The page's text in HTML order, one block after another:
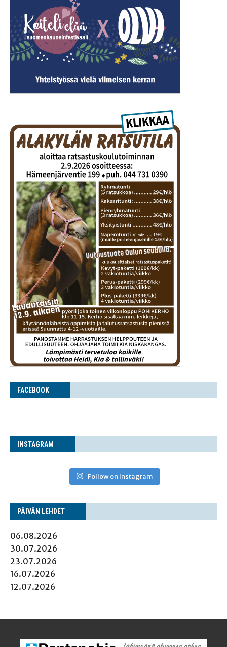
FACE­BOOK
INS­TA­GRAM
Follow on Instagram
PÄI­VÄN LEHDET
06.08.2026
30.07.2026
23.07.2026
16.07.2026
12.07.2026